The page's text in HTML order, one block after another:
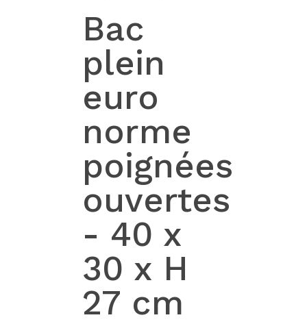
Bac
plein
euro
norme
poignées
ouvertes
- 40 x
30 x H
27 cm